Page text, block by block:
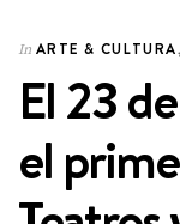
In ARTE & CULTURA
El 23
el